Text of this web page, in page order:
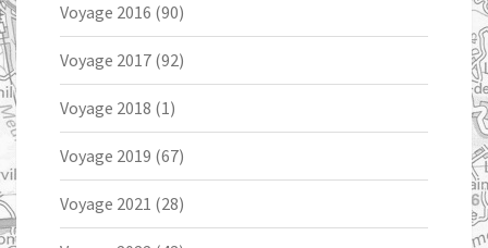
Voyage 2016 (90)
Voyage 2017 (92)
Voyage 2018 (1)
Voyage 2019 (67)
Voyage 2021 (28)